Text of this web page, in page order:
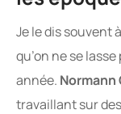
Je le dis souvent
qu’on ne se
année.
travaillant sur